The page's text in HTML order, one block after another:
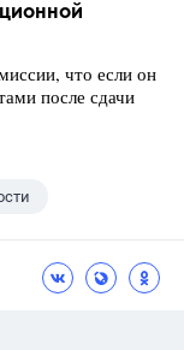
что если он
после сдачи